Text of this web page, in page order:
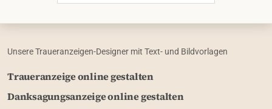
Unsere Traueranzeigen-Designer mit Text- und Bildvorlagen
Traueranzeige online gestalten
Danksagungsanzeige online gestalten